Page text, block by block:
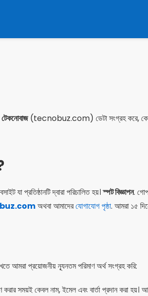
টেকনোবাজ(tecnobuz.com) ডেটা সংগ্রহ করে, কেন
যা প্রতিষ্ঠানটি দ্বারা পরিচালিত হয়।স্পট বিজ্ঞাপন.
অথবা আমাদেরযোগাযোগ পৃষ্ঠা. আমরা ১৫
আমরা প্রয়োজনীয় ন্যূনতম পরিমাণ অর্থ সংগ্রহ করি:
করার সময়ই কেবল নাম, ইমেল এবং বার্তা প্রদান করা